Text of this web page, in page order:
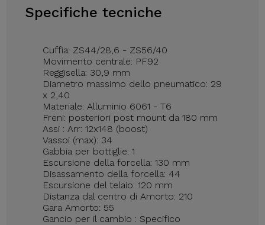
Specifiche tecniche
Cuffia: ZS44/28,6 - ZS56/40
Movimento centrale: PF92
Reggisella: 30,9 mm
Diametro massimo dello pneumatico: 29
x 2,40
Materiale: Alluminio 6061 - T6
Freni: posteriori post mount da 180 mm
Assi : Arr: 12x148 (boost)
Vassoi (max): 34
Gabbia per bottiglie: 1
Escursione della forcella: 130 mm
Disassamento della forcella: 44
Escursione del telaio: 120 mm
Distanza dal centro di Amorto: 210
Gara Amorto: 55
Gancio per il cambio : Specifico